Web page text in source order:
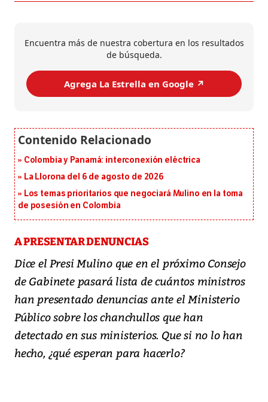
Encuentra más de nuestra cobertura en los resultados
de búsqueda.
Agrega La Estrella en Google ↗️
Colombia y Panamá: interconexión eléctrica
La Llorona del 6 de agosto de 2026
Los temas prioritarios que negociará Mulino en la toma
de posesión en Colombia
A PRESENTAR DENUNCIAS
Dice el Presi Mulino que en el próximo Consejo
de Gabinete pasará lista de cuántos ministros
han presentado denuncias ante el Ministerio
Público sobre los chanchullos que han
detectado en sus ministerios. Que si no lo han
hecho, ¿qué esperan para hacerlo?